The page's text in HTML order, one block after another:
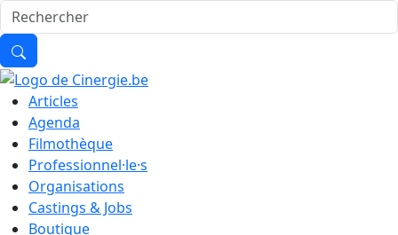
Articles
Agenda
Filmothèque
Professionnel·le·s
Organisations
Castings & Jobs
Boutique